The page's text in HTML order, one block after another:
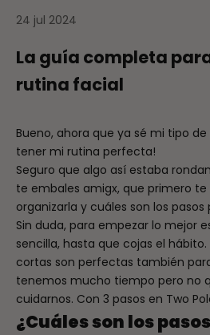
24 jul 2024
La guía completa
rutina facial
Bueno, ahora que ya sé mi tipo
tener mi rutina perfecta!
Seguro que algo así estaba
te embales amigx, que primero
organizarla y cuáles son los pasos
Sin duda, para empezar lo mejor
sencilla, hasta que cojas el
cortas son perfectas también
tenemos mucho tiempo pero no
cuidarnos. Con 3 pasos en Two
¿Cuáles son los pasos